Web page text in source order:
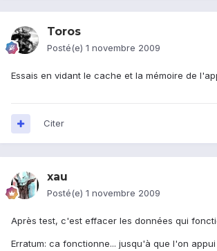
Toros
Posté(e) 1 novembre 2009
Essais en vidant le cache et la mémoire de
Citer
xau
Posté(e) 1 novembre 2009
Après test, c'est effacer les données qui
Erratum: ca fonctionne... jusqu'à que l'on